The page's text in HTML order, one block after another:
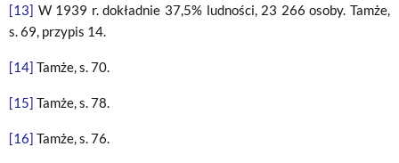
[13] W 1939 r. dokładnie 37,5% ludności, 23 266 osoby. Tamże,
s. 69, przypis 14.
[14] Tamże, s. 70.
[15] Tamże, s. 78.
[16] Tamże, s. 76.